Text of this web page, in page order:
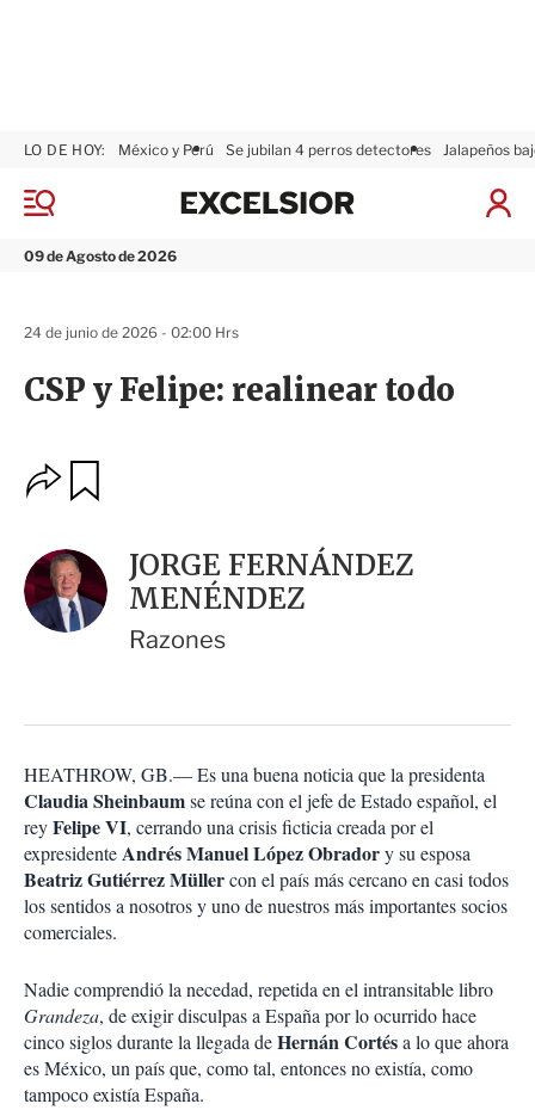
M
n
09 de Agosto de 2026
LO DE HOY: México y Perú Se jubilan 4 perros detectores Jalapeños
I
x
CSP y Felipe: realinear todo
24 de junio de 2026 - 02:00 Hrs
O
p
o
n
e
s
o
p
a
r
t
i
r
a
r
JORGE FERNÁNDEZ
MENÉNDEZ
Razones
HEATHROW, GB.— Es una buena noticia que la presidenta
Claudia Sheinbaumse reúna con el jefe de Estado español, el
reyFelipe VI, cerrando una crisis ficticia creada por el
expresidenteAndrés Manuel López Obradory su esposa
Beatriz Gutiérrez Müllercon el país más cercano en casi todos
los sentidos a nosotros y uno de nuestros más importantes socios
comerciales.
Nadie comprendió la necedad, repetida en el intransitable libro
Grandeza, de exigir disculpas a España por lo ocurrido hace
cinco siglos durante la llegada deHernán Cortésa lo que ahora
es México, un país que, como tal, entonces no existía, como
tampoco existía España.